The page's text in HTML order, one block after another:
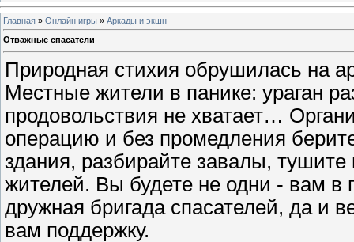
Главная » Онлайн игры » Аркады и экшн
Отважные спасатели
Природная стихия обрушилась на
Местные жители в панике: ураган
продовольствия не хватает…
операцию и без промедления
здания, разбирайте завалы,
жителей. Вы будете не одни - вам в
дружная бригада спасателей, да и
вам поддержку.